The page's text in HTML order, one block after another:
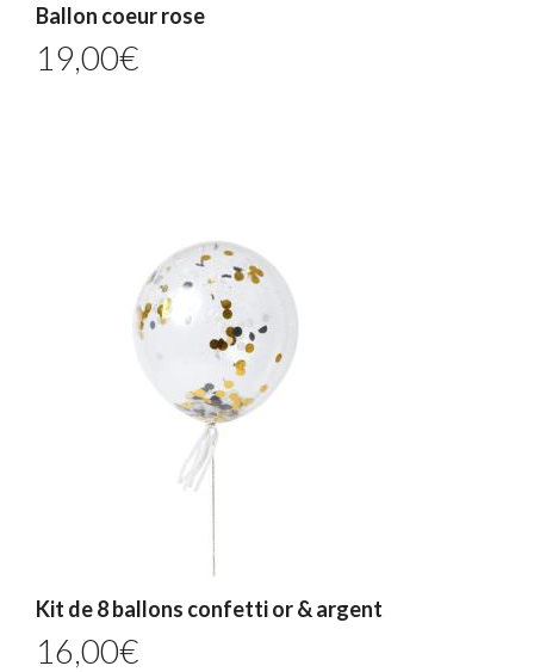
Ballon coeur rose
19,00€
Kit de 8 ballons confetti or & argent
16,00€